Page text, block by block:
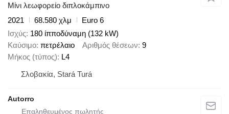
Μίνι λεωφορείο διπλοκάμπινο
2021
68.580 χλμ
Euro 6
Ισχύς 180 ίπποδύναμη (132 kW)
Καύσιμο πετρέλαιο Αριθμός θέσεων 9
Μήκος (τύπος) L4
Σλοβακία, Stará Turá
Autorro